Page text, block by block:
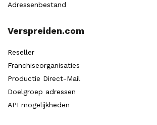
Adressenbestand
Verspreiden.com
Reseller
Franchiseorganisaties
Productie Direct-Mail
Doelgroep adressen
API mogelijkheden